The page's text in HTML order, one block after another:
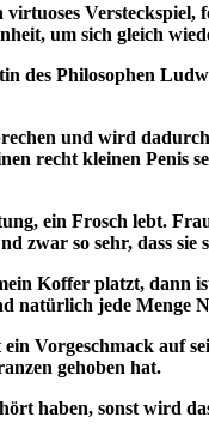
um sich gleich
des Philosophen
und wird
recht kleinen
ein Frosch lebt.
zwar so sehr, dass sie
Koffer platzt,
natürlich jede Menge
Vorgeschmack auf
gehoben hat.
haben, sonst wird